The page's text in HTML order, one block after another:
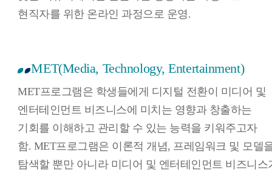
현직자를 위한 온라인 과정으로 운영.
MET(Media, Technology, Entertainment)
MET프로그램은 학생들에게 디지털 전환이 미디어 및
엔터테인먼트 비즈니스에 미치는 영향과 창출하는
기회를 이해하고 관리할 수 있는 능력을 키워주고자
함. MET프로그램은 이론적 개념, 프레임워크 및 모델
탐색할 뿐만 아니라 미디어 및 엔터테인먼트 비즈니스